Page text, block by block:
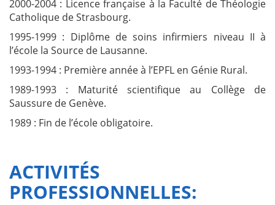
2000-2004 : Licence française à la Faculté de Théologie
Catholique de Strasbourg.
1995-1999 : Diplôme de soins infirmiers niveau II à
l’école la Source de Lausanne.
1993-1994 : Première année à l’EPFL en Génie Rural.
1989-1993 : Maturité scientifique au Collège de
Saussure de Genève.
1989 : Fin de l’école obligatoire.
ACTIVITÉS
PROFESSIONNELLES: